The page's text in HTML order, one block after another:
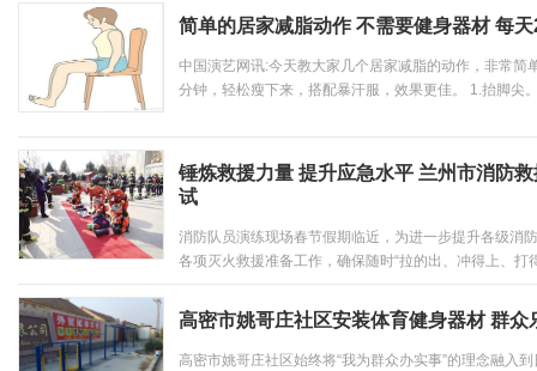
简单的居家减脂动作 不需要健身器材 每
中国演艺网讯:今天教大家几个居家减脂的动作，非常简
分钟，轻松瘦下来，搭配暴汗服，效果更佳。 1.抬脚尖
锤炼救援力量 提升应急水平 兰州市消防
试
消防队员演练现场春节假期临近，为进一步提升各级消
各项灭火救援准备工作，确保随时“拉的出、冲得上、打
式，利用直接开赴模式进行集结。接到命令后，轻型地
高密市姚哥庄社区安装体育健身器材 群众
高密市姚哥庄社区始终将“我为群众办实事”的理念融入